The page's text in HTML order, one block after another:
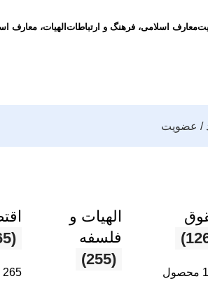
معارف اسلامی، فرهنگ و ارتباطات الهیات، معارف
/ عضویت
الهیات و
فلسفه
(255)
(265)
265 محصول